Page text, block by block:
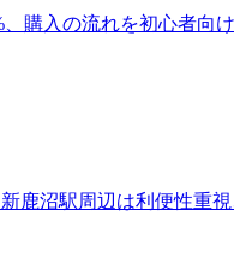
購入の流れを初心者向
鹿沼駅周辺は利便性重